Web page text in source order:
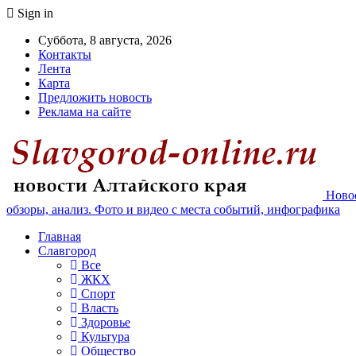
Sign in
Суббота, 8 августа, 2026
Контакты
Лента
Карта
Предложить новость
Реклама на сайте
обзоры, анализ. Фото и видео с места событий, инфографика
Главная
Славгород
Все
ЖКХ
Спорт
Власть
Здоровье
Культура
Общество